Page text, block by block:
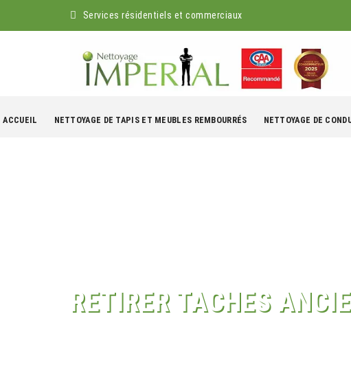
Services résidentiels et commerciaux
ACCUEIL NETTOYAGE DE TAPIS ET MEUBLES REMBOURRÉS NETTOYAGE DE
RETIRER TACHES